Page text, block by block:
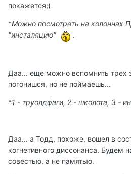
покажется;)
*Можно посмотреть на колоннах
"инсталяцию"
.
Даа... еще можно вспомнить трех
погонишся, но не поймаешь...
*1 - труолдфаги, 2 - школота, 3 -
Даа... а Тодд, похоже, вошел в
когнетивного диссонанса. Будем
совестью, а не памятью.